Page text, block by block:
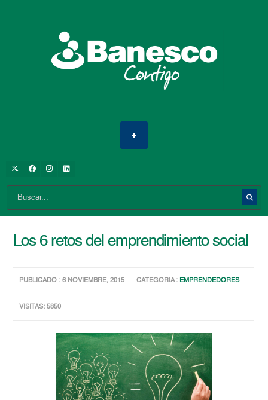
Los 6 retos del emprendimiento social
PUBLICADO : 6 NOVIEMBRE, 2015 CATEGORIA : EMPRENDEDORES
VISITAS: 5850